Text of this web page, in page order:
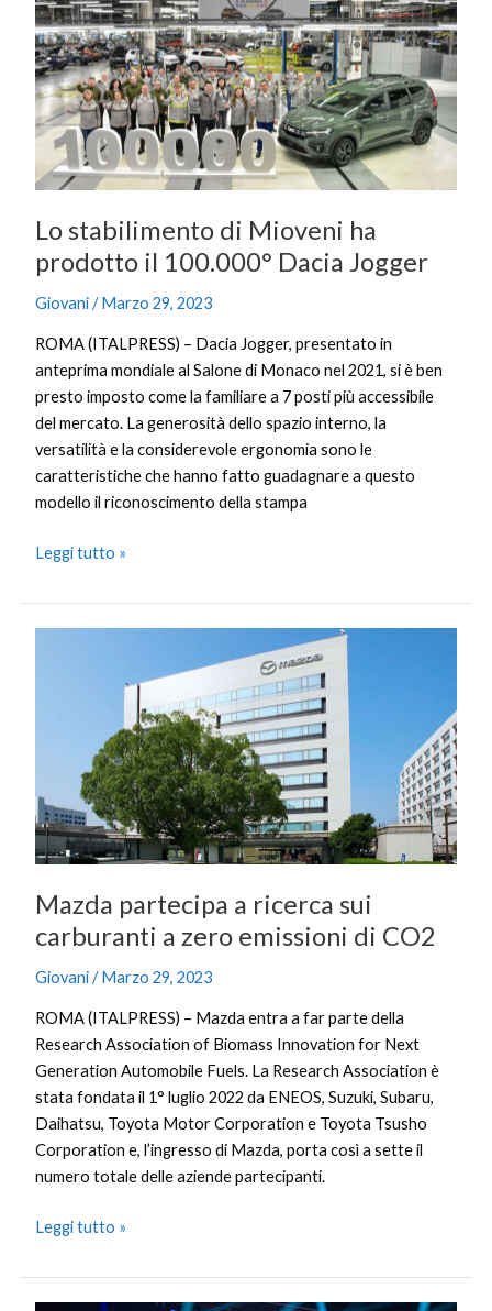
Lo stabilimento di Mioveni ha
prodotto il 100.000° Dacia Jogger
Giovani/Marzo 29, 2023
ROMA (ITALPRESS) – Dacia Jogger, presentato in
anteprima mondiale al Salone di Monaco nel 2021, si è ben
presto imposto come la familiare a 7 posti più accessibile
del mercato. La generosità dello spazio interno, la
versatilità e la considerevole ergonomia sono le
caratteristiche che hanno fatto guadagnare a questo
modello il riconoscimento della stampa
di
Mioveni
ha
prodotto
il
100.000°
Dacia
Jogger
Leggi tutto »
Mazda partecipa a ricerca sui
carburanti a zero emissioni di CO2
Giovani/Marzo 29, 2023
ROMA (ITALPRESS) – Mazda entra a far parte della
Research Association of Biomass Innovation for Next
Generation Automobile Fuels. La Research Association è
stata fondata il 1° luglio 2022 da ENEOS, Suzuki, Subaru,
Daihatsu, Toyota Motor Corporation e Toyota Tsusho
Corporation e, l’ingresso di Mazda, porta così a sette il
numero totale delle aziende partecipanti.
carburanti
a
zero
emissioni
CO2
Leggi tutto »